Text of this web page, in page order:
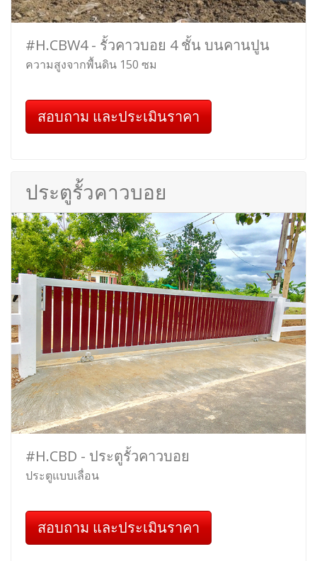
#H.CBW4 - รั้วคาวบอย 4 ชั้น บนคานปูน
ความสูงจากพื้นดิน 150 ซม
สอบถาม และประเมินราคา
ประตูรั้วคาวบอย
#H.CBD - ประตูรั้วคาวบอย
ประตูแบบเลื่อน
สอบถาม และประเมินราคา